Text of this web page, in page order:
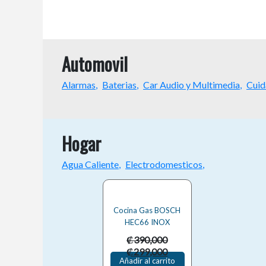
Automovil
Alarmas Baterias Car Audio y Multimedia
Hogar
Agua Caliente Electrodomesticos
Cocina Gas BOSCH
HEC66 INOX
₡390,000
El
precio
₡299,000El
precio
Añadir al carrito